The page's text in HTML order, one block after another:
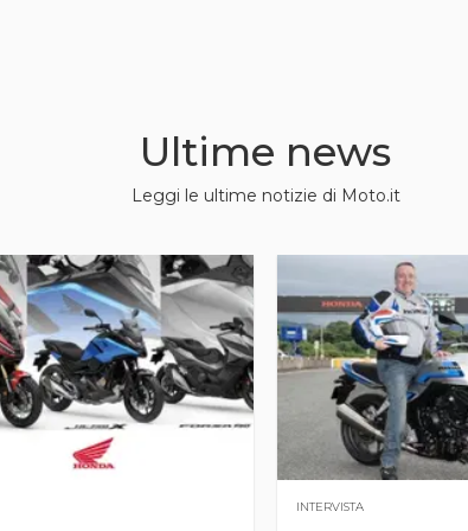
Ultime news
Leggi le ultime notizie di Moto.it
INTERVISTA